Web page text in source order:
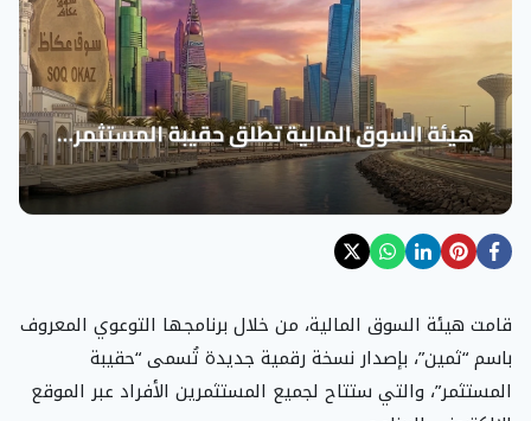
قامت هيئة السوق المالية، من خلال برنامجها التوعوي المعروف
باسم “ثمين”، بإصدار نسخة رقمية جديدة تُسمى “حقيبة
المستثمر”، والتي ستتاح لجميع المستثمرين الأفراد عبر الموقع